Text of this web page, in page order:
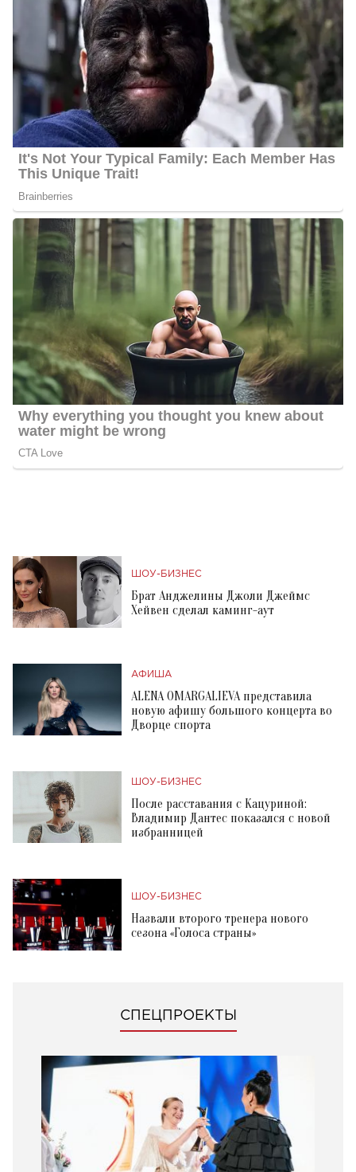
ШОУ-БИЗНЕС
Брат Анджелины Джоли Джеймс
Хейвен сделал каминг-аут
АФИША
ALENA OMARGALIEVA представила
новую афишу большого концерта во
Дворце спорта
ШОУ-БИЗНЕС
После расставания с Кацуриной:
Владимир Дантес показался с новой
избранницей
ШОУ-БИЗНЕС
Назвали второго тренера нового
сезона «Голоса страны»
СПЕЦПРОЕКТЫ